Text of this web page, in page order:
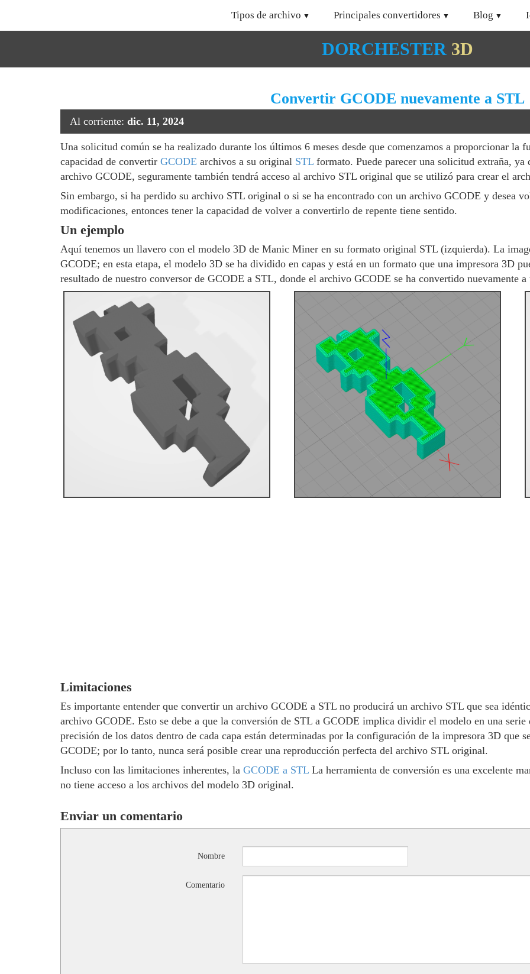
Tipos de archivo Principales convertidores Blog
DORCHESTER 3D
Convertir GCODE nuevamente a STL
Al corriente: dic. 11, 2024
Una solicitud común se ha realizado durante los últimos 6 meses desde que comenzamos a proporcionar la
capacidad de convertir GCODE archivos a su original STL formato. Puede parecer una solicitud extraña, ya
archivo GCODE, seguramente también tendrá acceso al archivo STL original que se utilizó para crear el
Sin embargo, si ha perdido su archivo STL original o si se ha encontrado con un archivo GCODE y desea
modificaciones, entonces tener la capacidad de volver a convertirlo de repente tiene sentido.
Un ejemplo
Aquí tenemos un llavero con el modelo 3D de Manic Miner en su formato original STL (izquierda). La
GCODE; en esta etapa, el modelo 3D se ha dividido en capas y está en un formato que una impresora 3D
resultado de nuestro conversor de GCODE a STL, donde el archivo GCODE se ha convertido nuevamente
Limitaciones
Es importante entender que convertir un archivo GCODE a STL no producirá un archivo STL que sea
archivo GCODE. Esto se debe a que la conversión de STL a GCODE implica dividir el modelo en una serie
precisión de los datos dentro de cada capa están determinadas por la configuración de la impresora 3D que
GCODE; por lo tanto, nunca será posible crear una reproducción perfecta del archivo STL original.
Incluso con las limitaciones inherentes, la GCODE a STL La herramienta de conversión es una excelente
no tiene acceso a los archivos del modelo 3D original.
Enviar un comentario
Nombre
Comentario